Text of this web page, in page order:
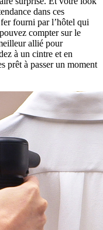
dans ces
fourni par l’hôtel qui
compter sur le
allié pour
à un cintre et en
prêt à passer un moment